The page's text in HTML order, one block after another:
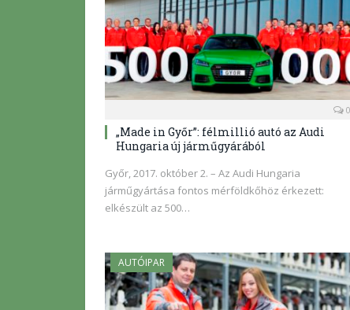
0
„Made in Győr”: félmillió autó az Audi
Hungaria új járműgyárából
Győr, 2017. október 2. – Az Audi Hungaria
járműgyártása fontos mérföldkőhöz érkezett:
elkészült az 500…
AUTÓIPAR